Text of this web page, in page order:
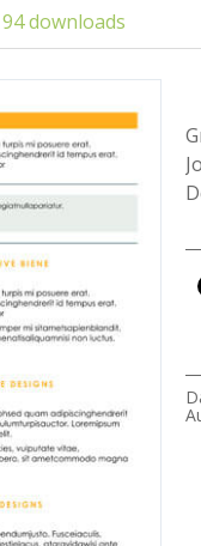
downloads